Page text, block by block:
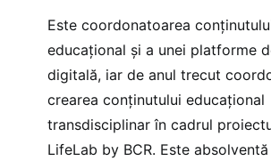
Este coordonatoarea
educațional și a unei platforme
digitală, iar de anul trecut
crearea conținutului educațional
transdisciplinar în cadrul
LifeLab by BCR. Este absolventă